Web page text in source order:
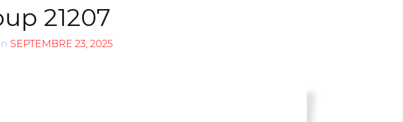
21207
SEPTEMBRE 23, 2025